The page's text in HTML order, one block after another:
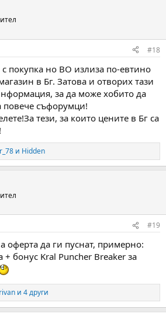
#18
с покупка но ВО излиза по-евтино
в Бг. Затова и отворих тази
за да може хобито да
повече съфорумци!
тези, за които цените в Бг са
и Hidden
#19
оферта да ги пуснат, примерно:
+ бонус Kral Puncher Breaker за
rivan и 4 други